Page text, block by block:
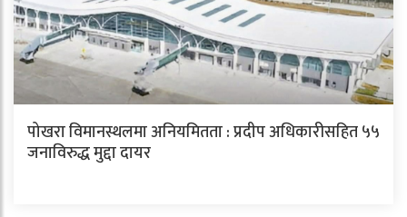
पोखरा विमानस्थलमा अनियमितता : प्रदीप अधिकारीसहित ५५
जनाविरुद्ध मुद्दा दायर